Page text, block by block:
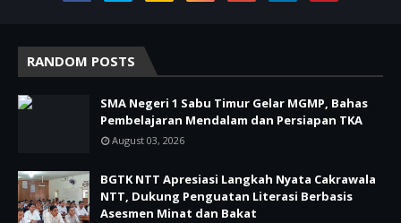
RANDOM POSTS
SMA Negeri 1 Sabu Timur Gelar MGMP, Bahas
Pembelajaran Mendalam dan Persiapan TKA
August 03, 2026
BGTK NTT Apresiasi Langkah Nyata Cakrawala
NTT, Dukung Penguatan Literasi Berbasis
Asesmen Minat dan Bakat